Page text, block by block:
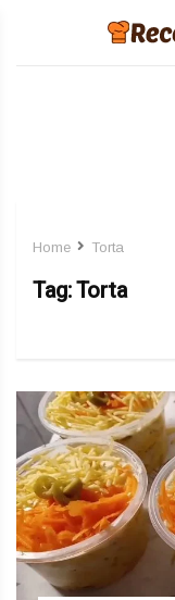
Home Torta
Tag:Torta